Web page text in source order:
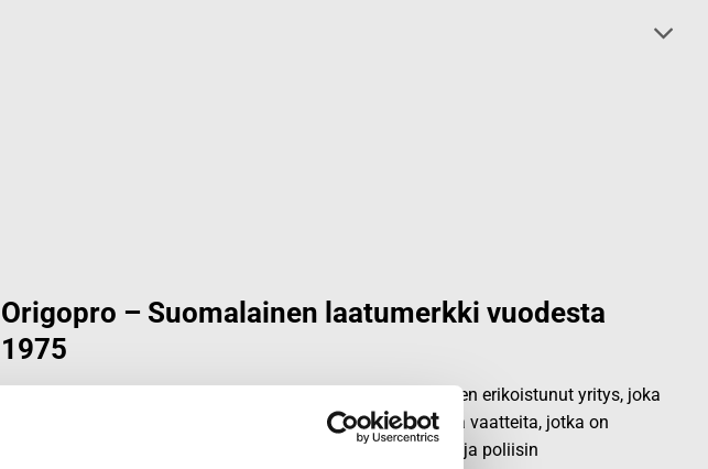
Origopro – Suomalainen laatumerkki vuodesta
1975
on suomalainen turvallisuus- ja ulkoiluvaatetukseen erikoistunut yritys, joka
valmistaa laadukkaita vaatteita, jotka on
kehitetty vuosikymmenten kokemuksella puolustusvoimien ja poliisin